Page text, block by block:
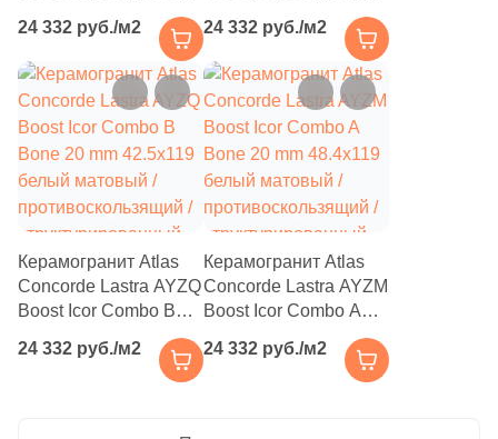
40)
Emigres (24)
Emil Ceramica (27)
Emotion Ceramics (
)
Ennface (273)
Equipe (485)
Ermes Aurelia (18)
Dust 20 mm 42.5x119
бежевый матовый /
противоскользящий /
структурированный
под камень
24 332 руб./м2
Dust 20 mm 48.4x119
бежевый матовый /
противоскользящий /
структурированный
под камень
24 332 руб./м2
Керамогранит Atlas
Concorde Lastra AYZQ
Boost Icor Combo B
Bone 20 mm 42.5x119
белый матовый /
противоскользящий /
24 332 руб./м2
Керамогранит Atlas
Concorde Lastra AYZM
Boost Icor Combo A
Bone 20 mm 48.4x119
белый матовый /
противоскользящий /
24 332 руб./м2